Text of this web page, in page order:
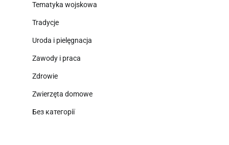
Tematyka wojskowa
Tradycje
Uroda i pielęgnacja
Zawody i praca
Zdrowie
Zwierzęta domowe
Без категорії